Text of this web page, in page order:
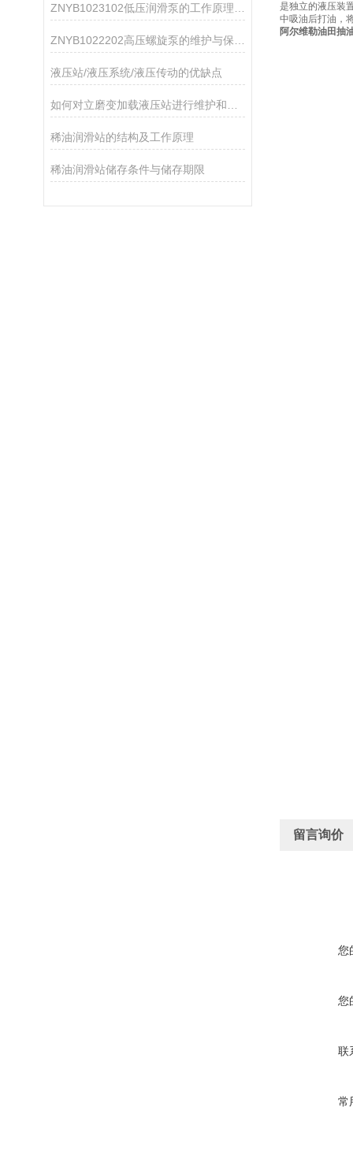
液压站/液压系统/液压传动的优缺点
稀油润滑站的结构及工作原理
稀油润滑站储存条件与储存期限
是独立的液压装
中吸油后打油，
阿尔维勒油田抽
留言询价
您
您
联
常